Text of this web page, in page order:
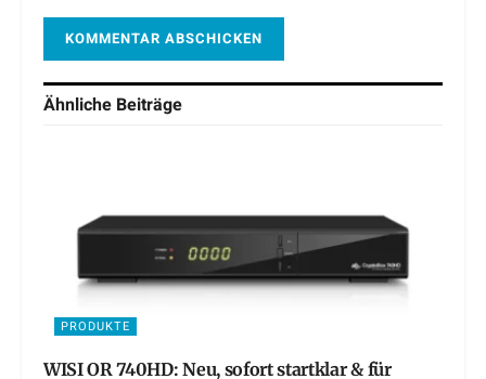
Ähnliche Beiträge
PRODUKTE
WISI OR 740HD: Neu, sofort startklar & für